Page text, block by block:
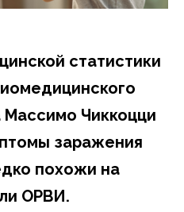
статистики
Массимо Чиккоцци
заражения
похожи на
ОРВИ.